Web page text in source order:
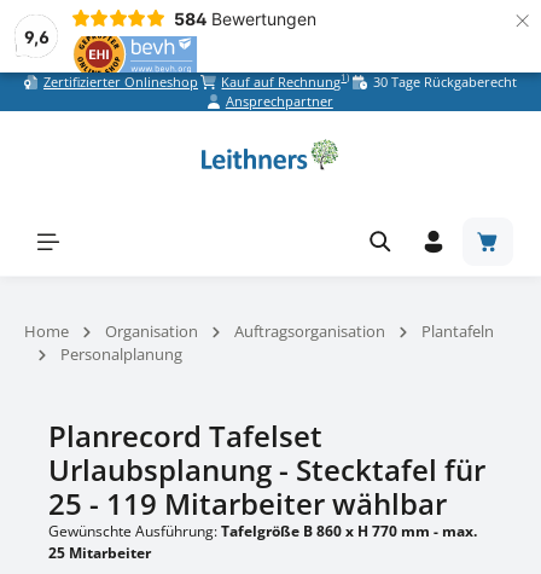
9,6
584 Bewertungen ×
Zum Hauptinhalt springen
Zertifizierter Onlineshop Kauf auf Rechnung1)
30 Tage Rückgaberecht
Ansprechpartner
Home Organisation Auftragsorganisation
Plantafeln
Personalplanung
Planrecord Tafelset
Urlaubsplanung - Stecktafel für
25 - 119 Mitarbeiter wählbar
Gewünschte Ausführung:Tafelgröße B 860 x H 770 mm - max.
25 Mitarbeiter